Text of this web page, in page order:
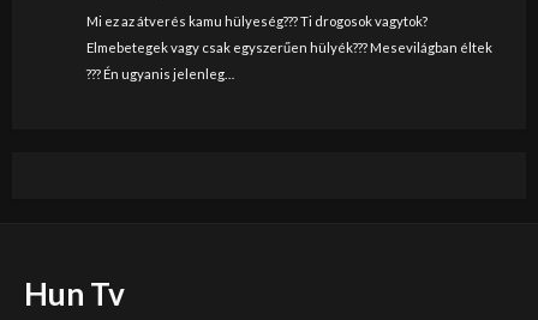
Mi ez az átverés kamu hülyeség??? Ti drogosok vagytok?
Elmebetegek vagy csak egyszerűen hülyék??? Mesevilágban éltek
??? Én ugyanis jelenleg…
Hun Tv